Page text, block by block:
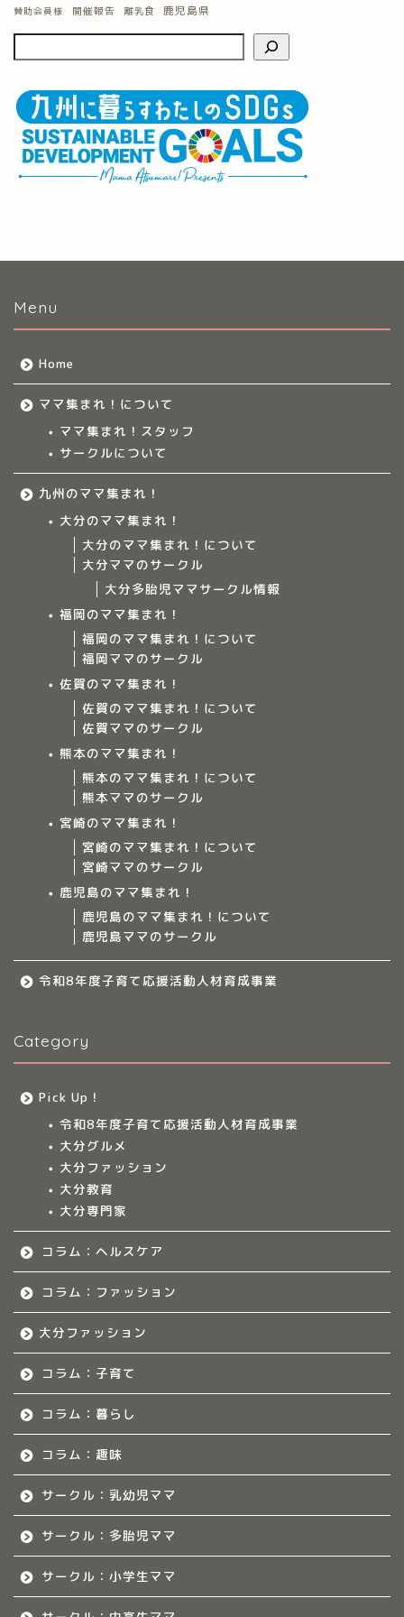
賛助会員様 開催報告 離乳食 鹿児島県
Menu
Home
ママ集まれ！について
ママ集まれ！スタッフ
サークルについて
九州のママ集まれ！
大分のママ集まれ！
大分のママ集まれ！について
大分ママのサークル
大分多胎児ママサークル情報
福岡のママ集まれ！
福岡のママ集まれ！について
福岡ママのサークル
佐賀のママ集まれ！
佐賀のママ集まれ！について
佐賀ママのサークル
熊本のママ集まれ！
熊本のママ集まれ！について
熊本ママのサークル
宮崎のママ集まれ！
宮崎のママ集まれ！について
宮崎ママのサークル
鹿児島のママ集まれ！
鹿児島のママ集まれ！について
鹿児島ママのサークル
令和8年度子育て応援活動人材育成事業
Category
Pick Up！
令和8年度子育て応援活動人材育成事業
大分グルメ
大分ファッション
大分教育
大分専門家
コラム：ヘルスケア
コラム：ファッション
大分ファッション
コラム：子育て
コラム：暮らし
コラム：趣味
サークル：乳幼児ママ
サークル：多胎児ママ
サークル：小学生ママ
ママ集まれ！について
ママ集まれ！スタッフ
九州のママ集まれ！
大分のママ集まれ！
福岡のママ集まれ！につ
佐賀のママ集まれ！につ
熊本のママ集まれ！につ